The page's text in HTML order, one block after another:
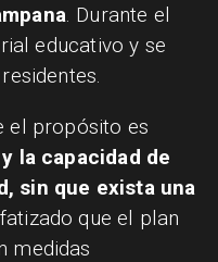
. Durante el
educativo y se
el propósito es
la capacidad de
sin que exista una
que el plan
medidas